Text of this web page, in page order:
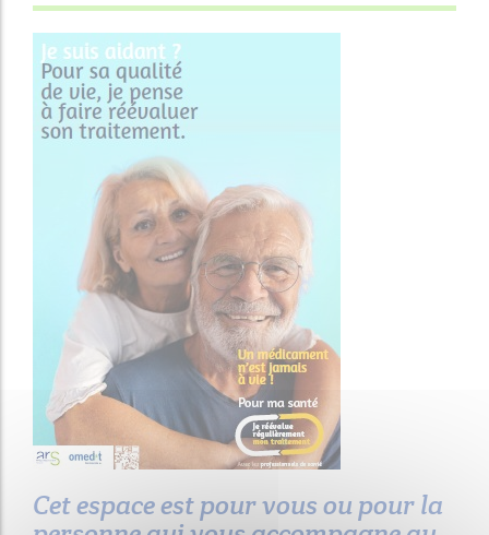
Cet espace est pour vous ou pour la